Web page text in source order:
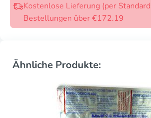
Kostenlose Lieferung (per
Bestellungen über €172.19
Ähnliche Produkte: